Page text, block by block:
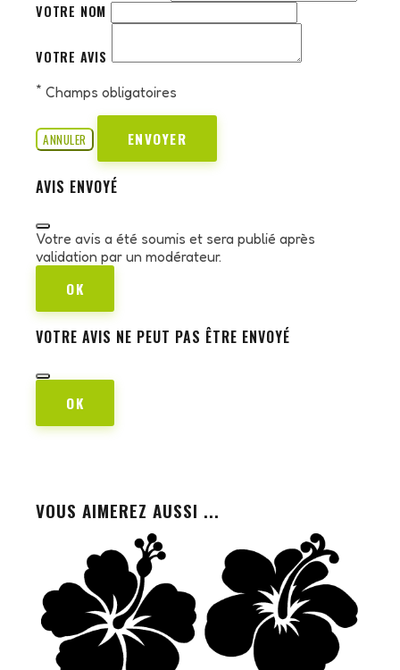
VOTRE NOM
VOTRE AVIS
* Champs obligatoires
ANNULER ENVOYER
AVIS ENVOYÉ
Votre avis a été soumis et sera publié après
validation par un modérateur.
OK
VOTRE AVIS NE PEUT PAS ÊTRE ENVOYÉ
OK
VOUS AIMEREZ AUSSI ...